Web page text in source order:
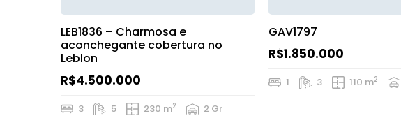
LEB1836 – Charmosa e
aconchegante cobertura no
Leblon
R$4.500.000
3 5 230 m2 2 Gr
GAV1797
R$1.850.000
1 3 110 m2